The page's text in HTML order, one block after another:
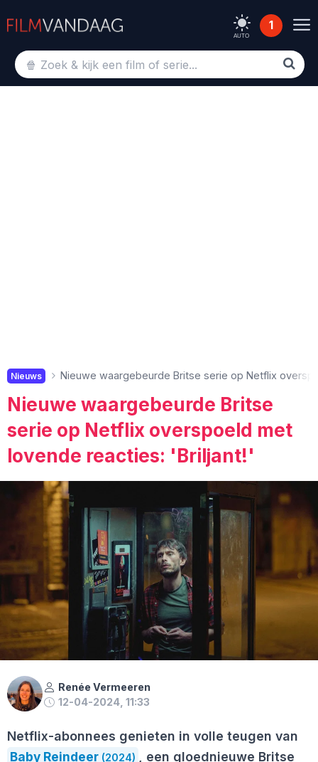
AUTO
1
Nieuws Nieuwe waargebeurde Britse serie op Netflix
Nieuwe waargebeurde Britse
serie op Netflix overspoeld met
lovende reacties: 'Briljant!'
Renée Vermeeren
12-04-2024, 11:33
Netflix-abonnees genieten in volle teugen van
Baby Reindeer (2024) , een gloednieuwe Britse